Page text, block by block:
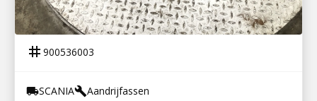
900536003
TUSSENAS P600 SCANIA
tag 900536003
local_shippingSCANIAbuildAandrijfassen